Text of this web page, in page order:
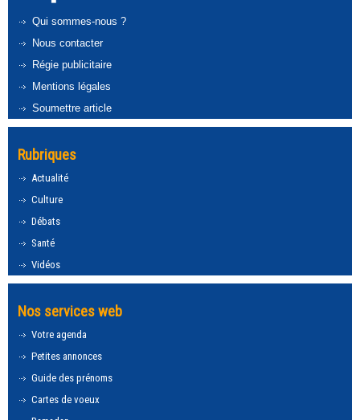
Qui sommes-nous ?
Nous contacter
Régie publicitaire
Mentions légales
Soumettre article
Rubriques
Actualité
Culture
Débats
Santé
Vidéos
Nos services web
Votre agenda
Petites annonces
Guide des prénoms
Cartes de voeux